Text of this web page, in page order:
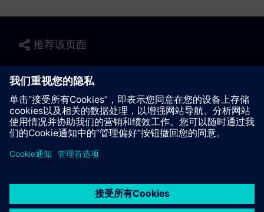
推荐该页面
联系我们
Corporate Information
Digital ID